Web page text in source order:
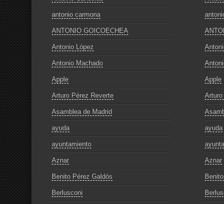
antonio carmona
ANTONIO GOICOECHEA
Antonio López
Antonio Machado
Apple
Arturo Pérez Reverte
Asamblea de Madrid
ayuda
ayuntamiento
Aznar
Benito Pérez Galdós
Berlusconi
Apple
ayuda
Aznar